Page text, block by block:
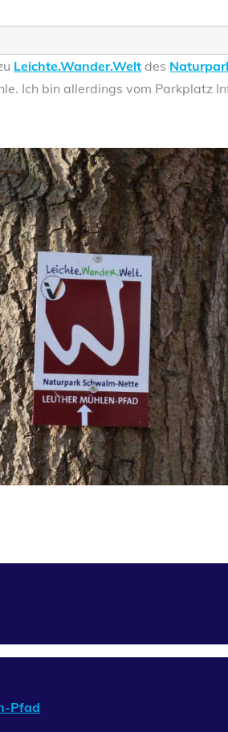
Leichte.Wander.Welt des
Ich bin allerdings vom Parkplatz
Pfad